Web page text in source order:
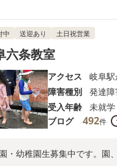
中 送迎あり 土日祝営業
六条教室
アクセス
岐阜
障害種別
発達
受入年齢
未就
ブログ
492件
・幼稚園生募集中です。園